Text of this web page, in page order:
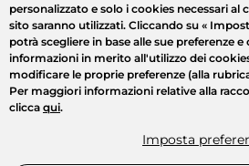
personalizzato e solo i cookies necessari
sito saranno utilizzati. Cliccando su «
potrà scegliere in base alle sue preferenze
informazioni in merito all'utilizzo dei
modificare le proprie preferenze (alla
Per maggiori informazioni relative alla
clicca qui.
Imposta